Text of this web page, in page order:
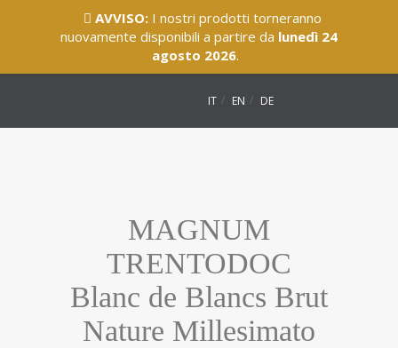
IT EN DE
MAGNUM
TRENTODOC
Blanc de Blancs Brut
Nature Millesimato
AVVISO:I nostri prodotti torneranno
nuovamente disponibili a partire da lunedì 24
agosto 2026.